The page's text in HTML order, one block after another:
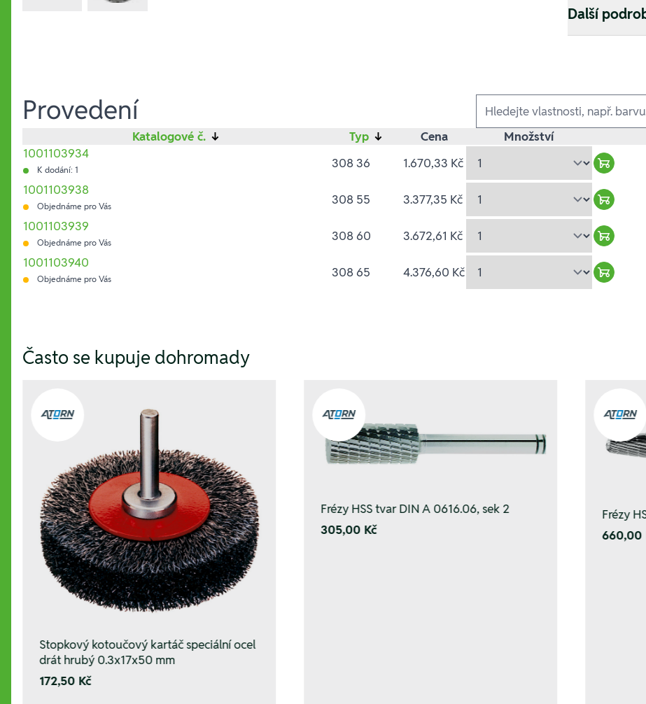
Další
Provedení Ausführungen
Katalogové č. ↓ Typ ↓ Cena
Množství
1001103934
K dodání: 1 308 36 1.670,33 Kč
1001103938
Objednáme pro Vás 308 55 3.377,35 Kč
1001103939
Objednáme pro Vás 308 60 3.672,61 Kč
1001103940
Objednáme pro Vás 308 65 4.376,60 Kč
Často se kupuje dohromady
Stopkový kotoučový kartáč speciální ocel
drát hrubý 0.3x17x50 mm
172,50 Kč
Frézy HSS tvar DIN A 0616.06, sek 2
305,00 Kč
Frézy
660,00